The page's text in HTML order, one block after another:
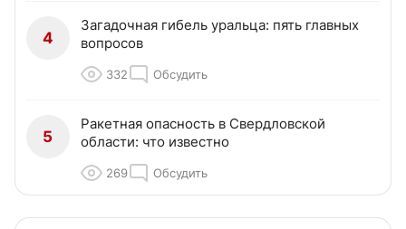
4
Загадочная гибель уральца: пять главных
вопросов
332 Обсудить
5
Ракетная опасность в Свердловской
области: что известно
269 Обсудить